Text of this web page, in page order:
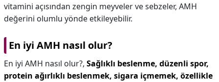
vitamini açısından zengin meyveler ve sebzeler, AMH
değerini olumlu yönde etkileyebilir.
En iyi AMH nasıl olur?
En iyi AMH nasıl olur?, Sağlıklı beslenme, düzenli spor,
protein ağırlıklı beslenmek, sigara içmemek, özellikle